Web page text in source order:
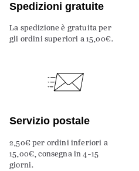
Spedizioni gratuite
La spedizione è gratuita per
gli ordini superiori a 15,00€.
Servizio postale
2,50€ per ordini inferiori a
15,00€, consegna in 4-15
giorni.